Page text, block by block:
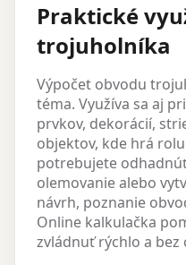
Praktické
trojuholníka
Výpočet obvodu
téma. Využíva sa aj
prvkov, dekorácií,
objektov, kde hrá
potrebujete
olemovanie alebo
návrh, poznanie
Online kalkulačka
zvládnuť rýchlo a bez